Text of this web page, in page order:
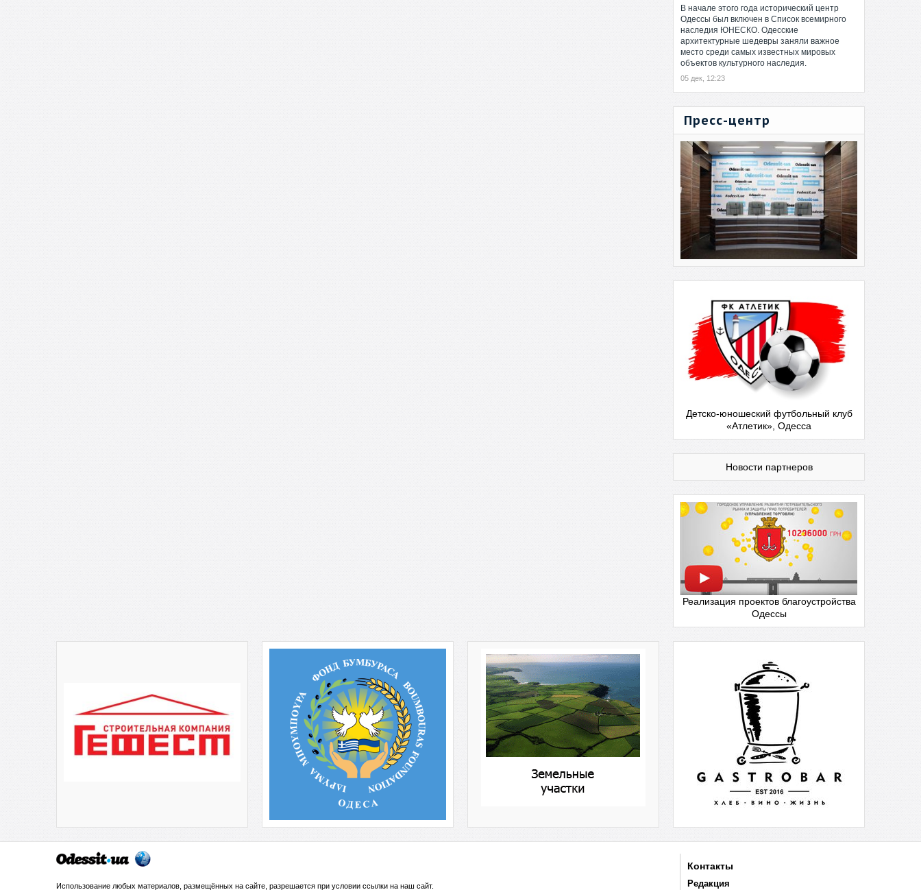
В начале этого года исторический центр
Одессы был включен в Список всемирного
наследия ЮНЕСКО. Одесские
архитектурные шедевры заняли важное
место среди самых известных мировых
объектов культурного наследия.
05 дек, 12:23
Пресс-центр
Детско-юношеский футбольный клуб
«Атлетик», Одесса
Новости партнеров
Реализация проектов благоустройства
Одессы
Использование любых материалов, размещённых на сайте, разрешается при условии ссылки на наш сайт.
Контакты
Редакция